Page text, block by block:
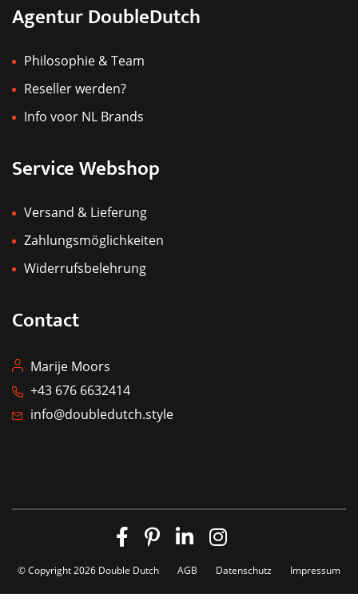
Agentur DoubleDutch
Philosophie & Team
Reseller werden?
Info voor NL Brands
Service Webshop
Versand & Lieferung
Zahlungsmöglichkeiten
Widerrufsbelehrung
Contact
Marije Moors
+43 676 6632414
info@doubledutch.style
© Copyright 2026 Double Dutch AGB Datenschutz Impressum